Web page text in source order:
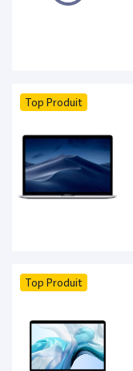
Top Produit
Top Produit